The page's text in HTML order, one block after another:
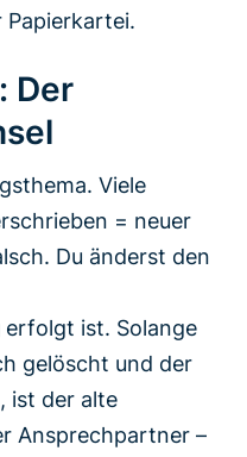
Papierkartei.
Der
Viele
= neuer
Du änderst den
erfolgt ist. Solange
gelöscht und der
ist der alte
Ansprechpartner –